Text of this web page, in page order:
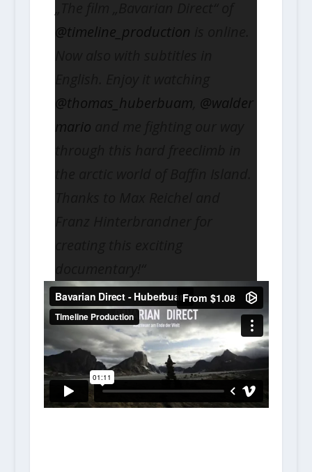
@timeline_production
@thomas_huberbuam @walder
mario